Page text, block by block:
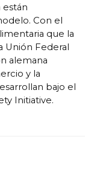
están
Con el
que la
Unión Federal
alemana
y la
bajo el
Initiative.